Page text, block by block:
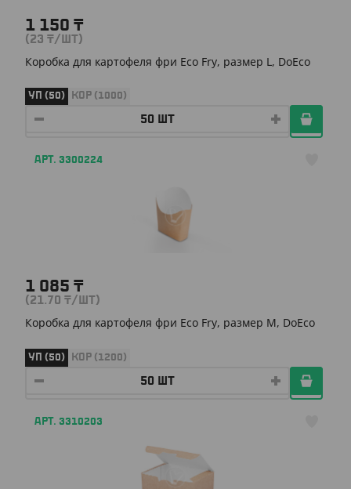
1 150 ₸
(23 ₸/ШТ)
Коробка для картофеля фри Eco Fry, размер L, DoEco
УП (50) КОР (1000)
АРТ. 3300224
1 085 ₸
(21.70 ₸/ШТ)
Коробка для картофеля фри Eco Fry, размер М, DoEco
УП (50) КОР (1200)
АРТ. 3310203